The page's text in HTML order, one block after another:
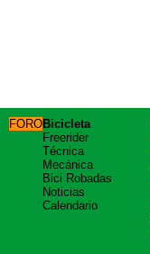
FOROBicicleta
Freerider
Técnica
Mecánica
Bici Robadas
Noticias
Calendario